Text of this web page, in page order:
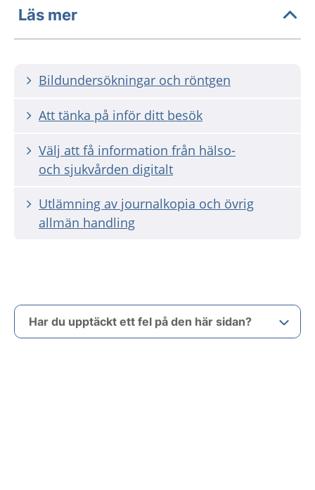
Läs mer
Bildundersökningar och röntgen
Att tänka på inför ditt besök
Välj att få information från hälso-
och sjukvården digitalt
Utlämning av journalkopia och övrig
allmän handling
Har du upptäckt ett fel på den här sidan?